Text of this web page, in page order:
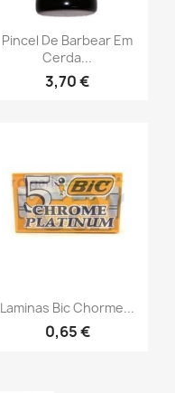
Pincel De Barbear Em
Cerda...
3,70 €
Laminas Bic Chorme...
0,65 €